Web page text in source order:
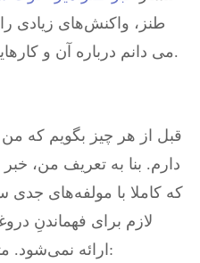
طنز، واکنش‌های زیادی
می دانم درباره آن و کارهایی نظیر آن توضیح بدهم.
قبل از هر چیز بگویم که
دارم. بنا به تعریف من،
که کاملا با مولفه‌های
لازم برای فهماندنِ
ارائه نمی‌شود. مثلا این دو خبر را مقایسه کنید: